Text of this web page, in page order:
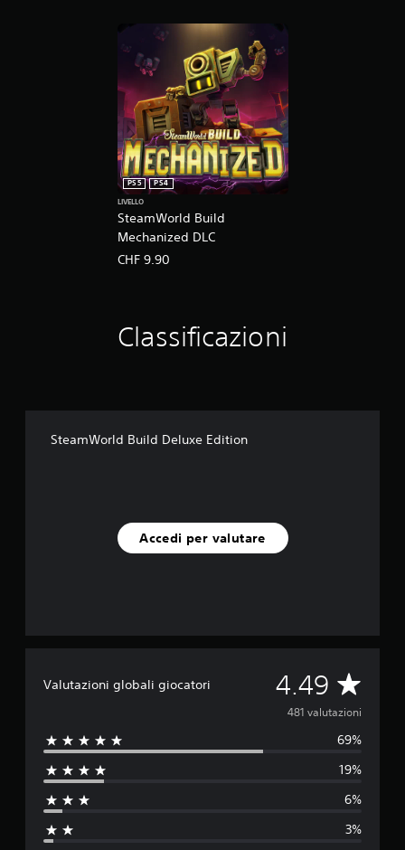
SteamWorld Build
Mechanized DLC
PS5
PS4
LIVELLO
CHF 9.90
Classificazioni
SteamWorld Build Deluxe Edition
Accedi per valutare
Valutazioni globali giocatori 4.49 V
a
u
481 valutazioni
69%
19%
6%
3%